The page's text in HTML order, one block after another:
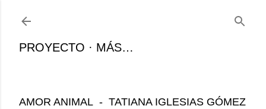
Ir al contenido principal
PROYECTO MÁS…
AMOR ANIMAL - TATIANA IGLESIAS GÓMEZ